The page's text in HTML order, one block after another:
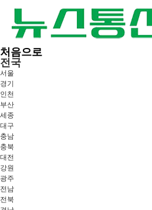
처음으로
전국
서울
경기
인천
부산
세종
대구
충남
충북
대전
강원
광주
전남
전북